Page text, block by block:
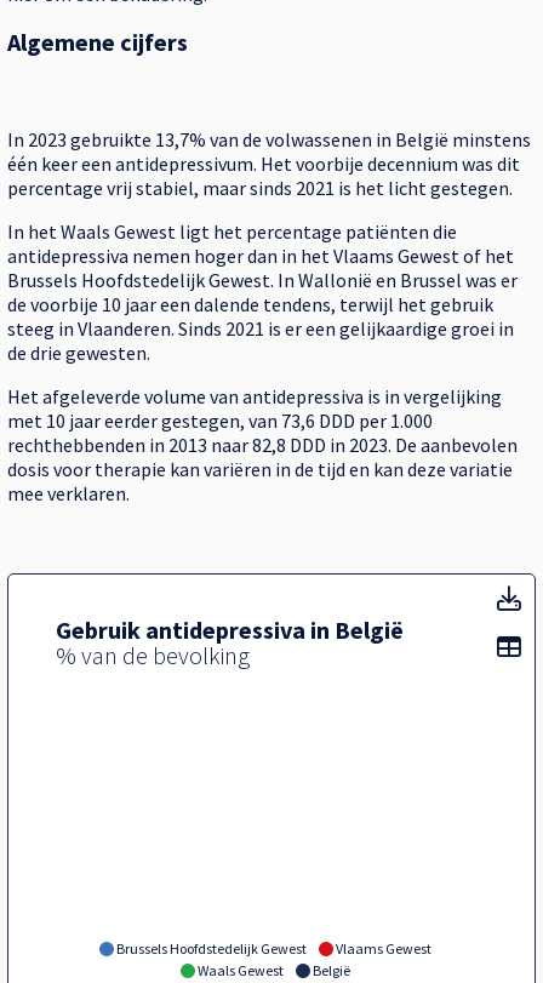
Algemene cijfers
In 2023 gebruikte 13,7% van de volwassenen in België minstens
één keer een antidepressivum. Het voorbije decennium was dit
percentage vrij stabiel, maar sinds 2021 is het licht gestegen.
In het Waals Gewest ligt het percentage patiënten die
antidepressiva nemen hoger dan in het Vlaams Gewest of het
Brussels Hoofdstedelijk Gewest. In Wallonië en Brussel was er
de voorbije 10 jaar een dalende tendens, terwijl het gebruik
steeg in Vlaanderen. Sinds 2021 is er een gelijkaardige groei in
de drie gewesten.
Het afgeleverde volume van antidepressiva is in vergelijking
met 10 jaar eerder gestegen, van 73,6 DDD per 1.000
rechthebbenden in 2013 naar 82,8 DDD in 2023. De aanbevolen
dosis voor therapie kan variëren in de tijd en kan deze variatie
mee verklaren.
Gebruik antidepressiva in België
% van de bevolking
Brussels Hoofdstedelijk Gewest
Vlaams Gewest
Waals Gewest
België